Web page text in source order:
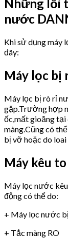
Những lỗi
nước
Khi sử dụng máy
đây:
Máy lọc bị
Máy lọc bị rò rỉ
gặp.Trường hợp
ốc,mất gioăng
màng.Cũng có
bị vỡ hoặc do
Máy kêu
Máy lọc nước
động có thể do:
+ Máy lọc nước
+ Tắc màng RO